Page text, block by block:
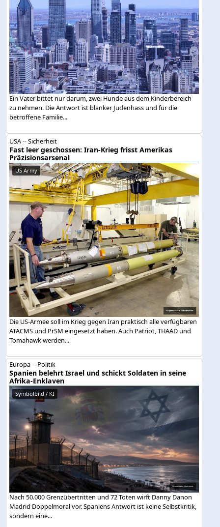
Ein Vater bittet nur darum, zwei Hunde aus dem Kinderbereich
zu nehmen. Die Antwort ist blanker Judenhass und für die
betroffene Familie...
USA -- Sicherheit
Fast leer geschossen: Iran-Krieg frisst Amerikas
Präzisionsarsenal
US Army
Die US-Armee soll im Krieg gegen Iran praktisch alle verfügbaren
ATACMS und PrSM eingesetzt haben. Auch Patriot, THAAD und
Tomahawk werden...
Europa -- Politik
Spanien belehrt Israel und schickt Soldaten in seine
Afrika-Enklaven
Symbolbild / KI
Nach 50.000 Grenzübertritten und 72 Toten wirft Danny Danon
Madrid Doppelmoral vor. Spaniens Antwort ist keine Selbstkritik,
sondern eine...